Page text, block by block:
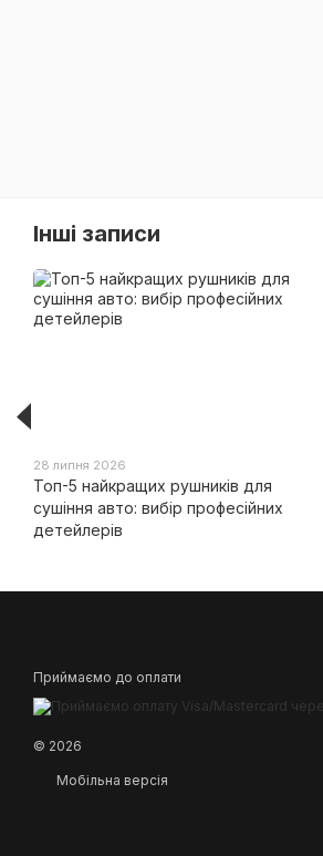
Інші записи
28 липня 2026
Топ-5 найкращих рушників для
сушіння авто: вибір професійних
детейлерів
Приймаємо до оплати
© 2026
Мобільна версія